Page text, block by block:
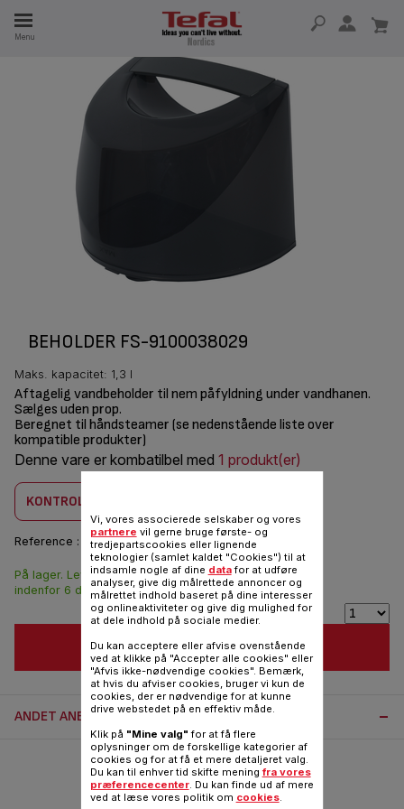
Menu
BEHOLDER FS-9100038029
Maks. kapacitet: 1,3 l
Aftagelig vandbeholder til nem påfyldning under vandhanen.
Sælges uden prop.
Beregnet til håndsteamer (se nedenstående liste over
kompatible produkter)
Denne vare er kombatilbel med 1 produkt(er)
KONTROLLER KOMBABILITET
Reference : FS-9100038029
55,00 DKK
På lager. Leveringen
indenfor 6 dage.
FØJ TIL INDKØBSVOGN
ANDET ANBEFALET TILBEHØR:
Vi, vores associerede selskaber og vores
partnere vil gerne bruge første- og
tredjepartscookies eller lignende
teknologier (samlet kaldet "Cookies") til at
indsamle nogle af dine datafor at udføre
analyser, give dig målrettede annoncer og
målrettet indhold baseret på dine interesser
og onlineaktiviteter og give dig mulighed for
at dele indhold på sociale medier.
Du kan acceptere eller afvise ovenstående
ved at klikke på "Accepter alle cookies" eller
"Afvis ikke-nødvendige cookies". Bemærk,
at hvis du afviser cookies, bruger vi kun de
cookies, der er nødvendige for at kunne
drive webstedet på en effektiv måde.
Klik på "Mine valg" for at få flere
oplysninger om de forskellige kategorier af
cookies og for at få et mere detaljeret valg.
Du kan til enhver tid skifte mening fra vores
præferencecenter. Du kan finde ud af mere
ved at læse vores politik om cookies.